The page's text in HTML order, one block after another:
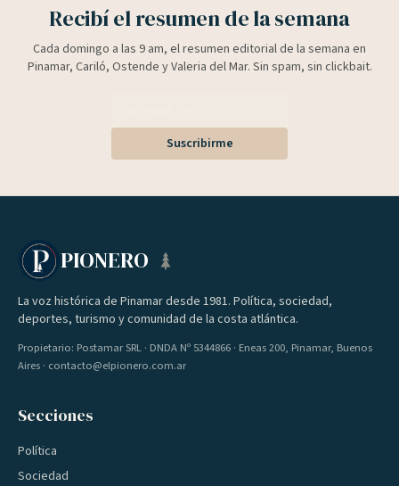
Recibí el resumen de la semana
Cada domingo a las 9 am, el resumen editorial de la semana en
Pinamar, Cariló, Ostende y Valeria del Mar. Sin spam, sin clickbait.
Suscribirme
PIONERO
La voz histórica de Pinamar desde 1981. Política, sociedad,
deportes, turismo y comunidad de la costa atlántica.
Propietario: Postamar SRL · DNDA Nº 5344866 · Eneas 200, Pinamar, Buenos
Aires · contacto@elpionero.com.ar
Secciones
Política
Sociedad